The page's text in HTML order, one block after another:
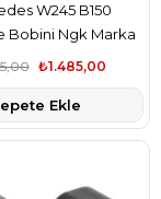
W245 B150
Bobini Ngk Marka
₺1.485,00
Ekle